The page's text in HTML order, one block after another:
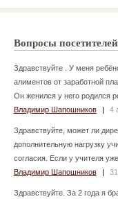
Вопросы посетителей
Здравствуйте . У меня
алиментов от заработной
Он женился у него родился
Владимир Шапошников
| 4
Здравствуйте, может ли
дополнительную нагрузку
согласия. Если у учителя
Владимир Шапошников
|
Здравствуйте. За 2 года я